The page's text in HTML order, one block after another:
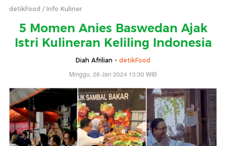
detikFood Info Kuliner
5 Momen Anies Baswedan Ajak
Istri Kulineran Keliling Indonesia
Diah Afrilian - detikFood
Minggu, 28 Jan 2024 13:30 WIB